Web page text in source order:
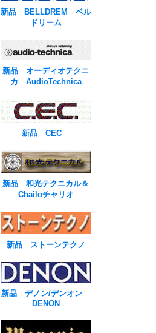
新品 BELLDREM ベル
ドリーム
新品 オーディオテクニ
カ AudioTechnica
新品 CEC
新品 和光テクニカル＆
Chailoチャリオ
新品 ストーンテクノ
新品 デノン/デンオン
DENON